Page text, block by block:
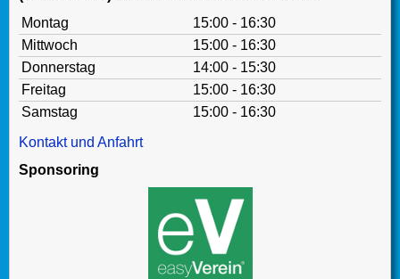
Montag
15:00 - 16:30
Mittwoch
15:00 - 16:30
Donnerstag
14:00 - 15:30
Freitag
15:00 - 16:30
Samstag
15:00 - 16:30
Kontakt und Anfahrt
Sponsoring